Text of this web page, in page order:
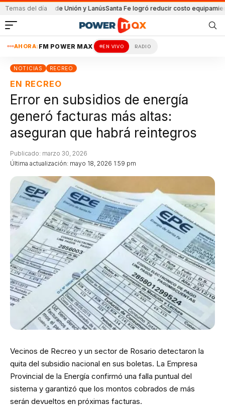
Temas del día
partido de Unión y LanúsSanta Fe logró reducir costo equipamiento
AHORA: FM POWER MAX EN VIVO RADIO
NOTICIAS RECREO
EN RECREO
Error en subsidios de energía
generó facturas más altas:
aseguran que habrá reintegros
Última actualización: mayo 18, 2026 1:59 pm
Publicado: marzo 30, 2026
Vecinos de Recreo y un sector de Rosario detectaron la
quita del subsidio nacional en sus boletas. La Empresa
Provincial de la Energía confirmó una falla puntual del
sistema y garantizó que los montos cobrados de más
serán devueltos en próximas facturas.